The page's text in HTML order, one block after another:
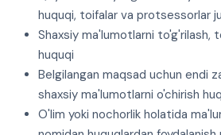
huquqi, toifalar va protsessorlar
Shaxsiy ma'lumotlarni to'g'rilash,
huquqi
Belgilangan maqsad uchun endi
shaxsiy ma'lumotlarni o'chirish
O'lim yoki nochorlik holatida